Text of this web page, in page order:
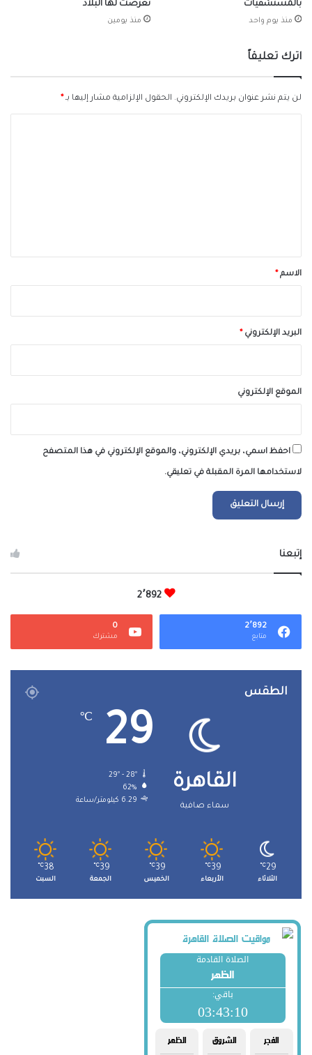
بالمستشفيات
منذ يوم واحد
تعرضت لها البلاد
منذ يومين
اترك تعليقاً
لن يتم نشر عنوان بريدك الإلكتروني. الحقول الإلزامية مشار إليها بـ*
*الاسم*
البريد الإلكتروني*
الموقع الإلكتروني
احفظ اسمي، بريدي الإلكتروني، والموقع الإلكتروني في هذا المتصفح
لاستخدامها المرة المقبلة في تعليقي.
إتبعنا
2٬892
2٬892
متابع
0
مشترك
الطقس
القاهرة
سماء صافية
29
℃
29º - 28º
62%
6.29 كيلومتر/ساعة
29
℃
الثلاثاء
39
℃
الأربعاء
39
℃
الخميس
39
℃
الجمعة
38
℃
السبت